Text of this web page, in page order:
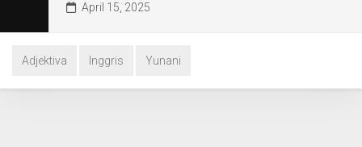
April 15, 2025
Adjektiva Inggris Yunani